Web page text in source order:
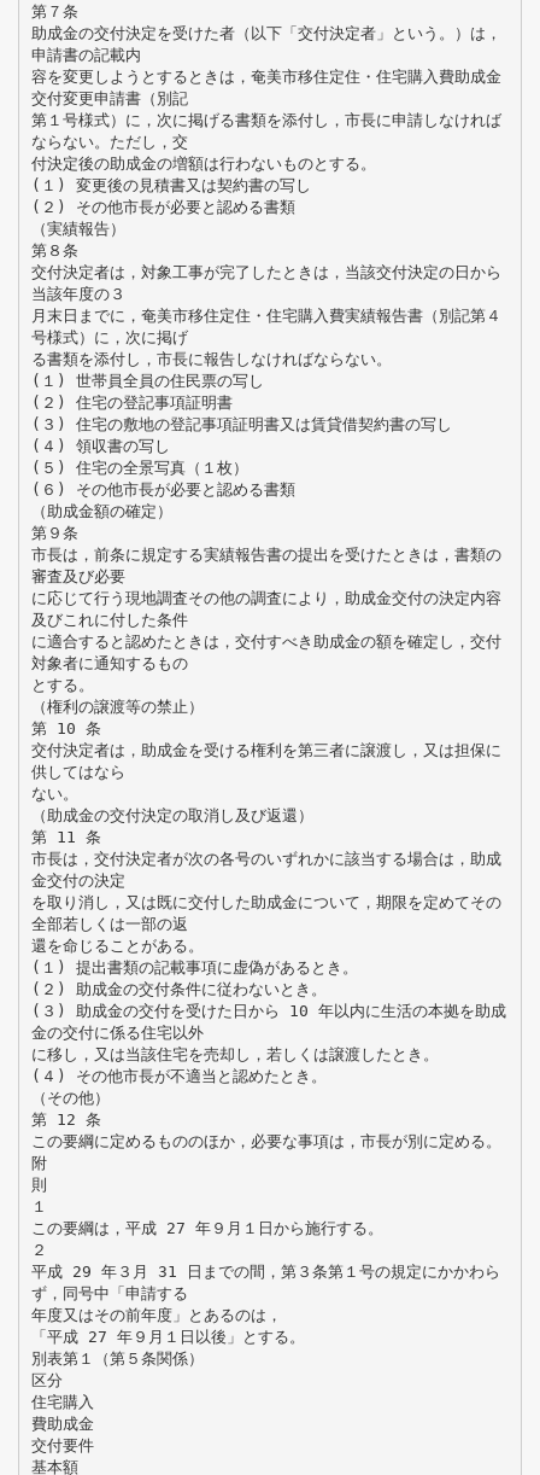
第７条
助成金の交付決定を受けた者（以下「交付決定者」という。）は，
申請書の記載内
容を変更しようとするときは，奄美市移住定住・住宅購入費助成金
交付変更申請書（別記
第１号様式）に，次に掲げる書類を添付し，市長に申請しなければ
ならない。ただし，交
付決定後の助成金の増額は行わないものとする。
(１) 変更後の見積書又は契約書の写し
(２) その他市長が必要と認める書類
（実績報告）
第８条
交付決定者は，対象工事が完了したときは，当該交付決定の日から
当該年度の３
月末日までに，奄美市移住定住・住宅購入費実績報告書（別記第４
号様式）に，次に掲げ
る書類を添付し，市長に報告しなければならない。
(１) 世帯員全員の住民票の写し
(２) 住宅の登記事項証明書
(３) 住宅の敷地の登記事項証明書又は賃貸借契約書の写し
(４) 領収書の写し
(５) 住宅の全景写真（１枚）
(６) その他市長が必要と認める書類
（助成金額の確定）
第９条
市長は，前条に規定する実績報告書の提出を受けたときは，書類の
審査及び必要
に応じて行う現地調査その他の調査により，助成金交付の決定内容
及びこれに付した条件
に適合すると認めたときは，交付すべき助成金の額を確定し，交付
対象者に通知するもの
とする。
（権利の譲渡等の禁止）
第 10 条
交付決定者は，助成金を受ける権利を第三者に譲渡し，又は担保に
供してはなら
ない。
（助成金の交付決定の取消し及び返還）
第 11 条
市長は，交付決定者が次の各号のいずれかに該当する場合は，助成
金交付の決定
を取り消し，又は既に交付した助成金について，期限を定めてその
全部若しくは一部の返
還を命じることがある。
(１) 提出書類の記載事項に虚偽があるとき。
(２) 助成金の交付条件に従わないとき。
(３) 助成金の交付を受けた日から 10 年以内に生活の本拠を助成
金の交付に係る住宅以外
に移し，又は当該住宅を売却し，若しくは譲渡したとき。
(４) その他市長が不適当と認めたとき。
（その他）
第 12 条
この要綱に定めるもののほか，必要な事項は，市長が別に定める。
附
則
１
この要綱は，平成 27 年９月１日から施行する。
２
平成 29 年３月 31 日までの間，第３条第１号の規定にかかわら
ず，同号中「申請する
年度又はその前年度」とあるのは，
「平成 27 年９月１日以後」とする。
別表第１（第５条関係）
区分
住宅購入
費助成金
交付要件
基本額